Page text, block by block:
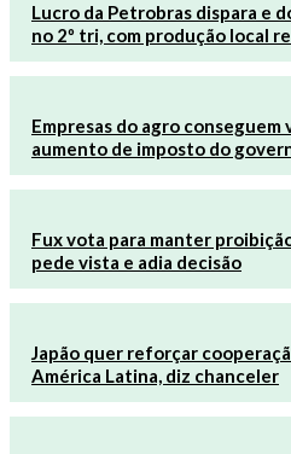
Lucro da Petrobras dispara e
no 2º tri, com produção local
Empresas do agro
aumento de imposto do
Fux vota para manter
pede vista e adia decisão
Japão quer reforçar
América Latina, diz chanceler